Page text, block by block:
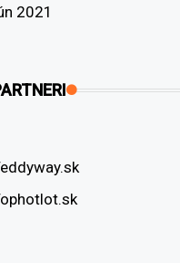
2021